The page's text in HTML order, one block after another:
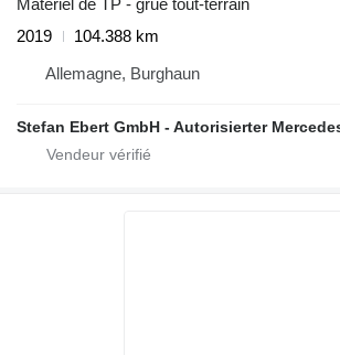
Matériel de TP - grue tout-terrain
2019
104.388 km
Allemagne, Burghaun